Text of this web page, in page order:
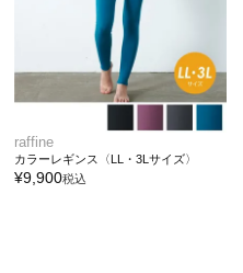
raffine
カラーレギンス〈LL・3Lサイズ〉
¥9,900税込